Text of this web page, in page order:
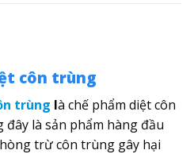
côn trùng
trùng là chế phẩm diệt côn
là sản phẩm hàng đầu
trừ côn trùng gây hại